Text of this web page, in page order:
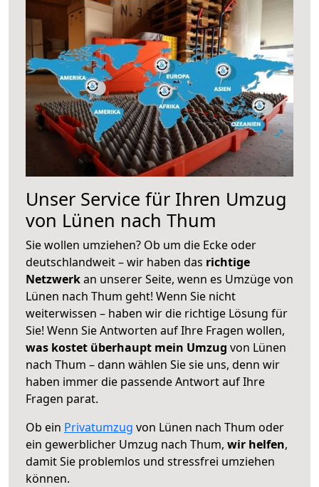
Unser Service für Ihren Umzug
von Lünen nach Thum
Sie wollen umziehen? Ob um die Ecke oder
deutschlandweit – wir haben das richtige
Netzwerkan unserer Seite, wenn es Umzüge von
Lünen nach Thum geht! Wenn Sie nicht
weiterwissen – haben wir die richtige Lösung für
Sie! Wenn Sie Antworten auf Ihre Fragen wollen,
was kostet überhaupt mein Umzug von Lünen
nach Thum – dann wählen Sie sie uns, denn wir
haben immer die passende Antwort auf Ihre
Fragen parat.
Ob ein Privatumzug von Lünen nach Thum oder
ein gewerblicher Umzug nach Thum, wir helfen,
damit Sie problemlos und stressfrei umziehen
können.